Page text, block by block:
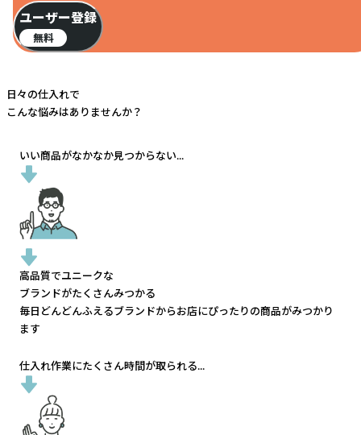
ユーザー登録
無料
日々の仕入れで
こんな悩みはありませんか？
いい商品がなかなか見つからない...
高品質でユニークな
ブランドがたくさんみつかる
毎日どんどんふえるブランドからお店にぴったりの商品がみつかり
ます
仕入れ作業にたくさん時間が取られる...